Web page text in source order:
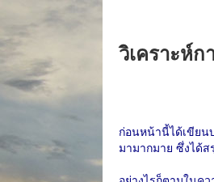
วิเคราะห์
ก่อนหน้านี้ได้เขียน
มามากมาย ซึ่งได้ส